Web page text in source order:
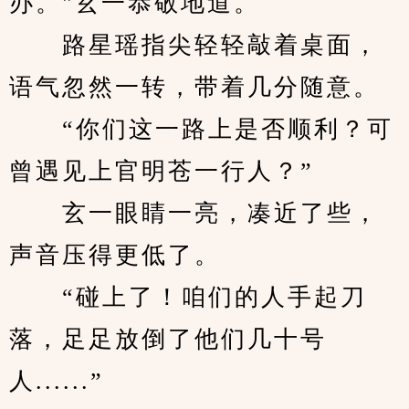
路星瑶指尖轻轻敲着桌面，
语气忽然一转，带着几分随意。
“你们这一路上是否顺利？可
曾遇见上官明苍一行人？”
玄一眼睛一亮，凑近了些，
声音压得更低了。
“碰上了！咱们的人手起刀
落，足足放倒了他们几十号
人......”